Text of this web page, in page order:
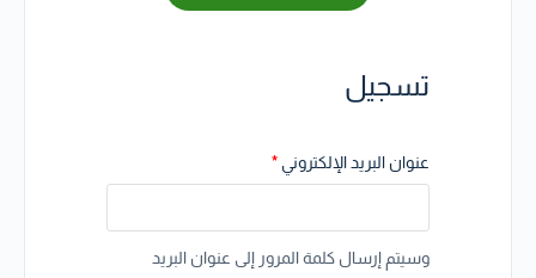
تسجيل
عنوان البريد الإلكتروني *
وسيتم إرسال كلمة المرور إلى عنوان البريد